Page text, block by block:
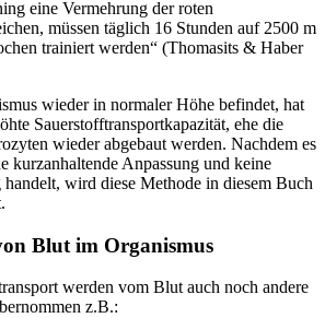
eine Vermehrung der roten
müssen täglich 16 Stunden auf 2500 m
trainiert werden“ (Thomasits & Haber
wieder in normaler Höhe befindet, hat
Sauerstofftransportkapazität, ehe die
wieder abgebaut werden. Nachdem es
kurzanhaltende Anpassung und keine
wird diese Methode in diesem Buch
Blut im Organismus
werden vom Blut auch noch andere
z.B.: